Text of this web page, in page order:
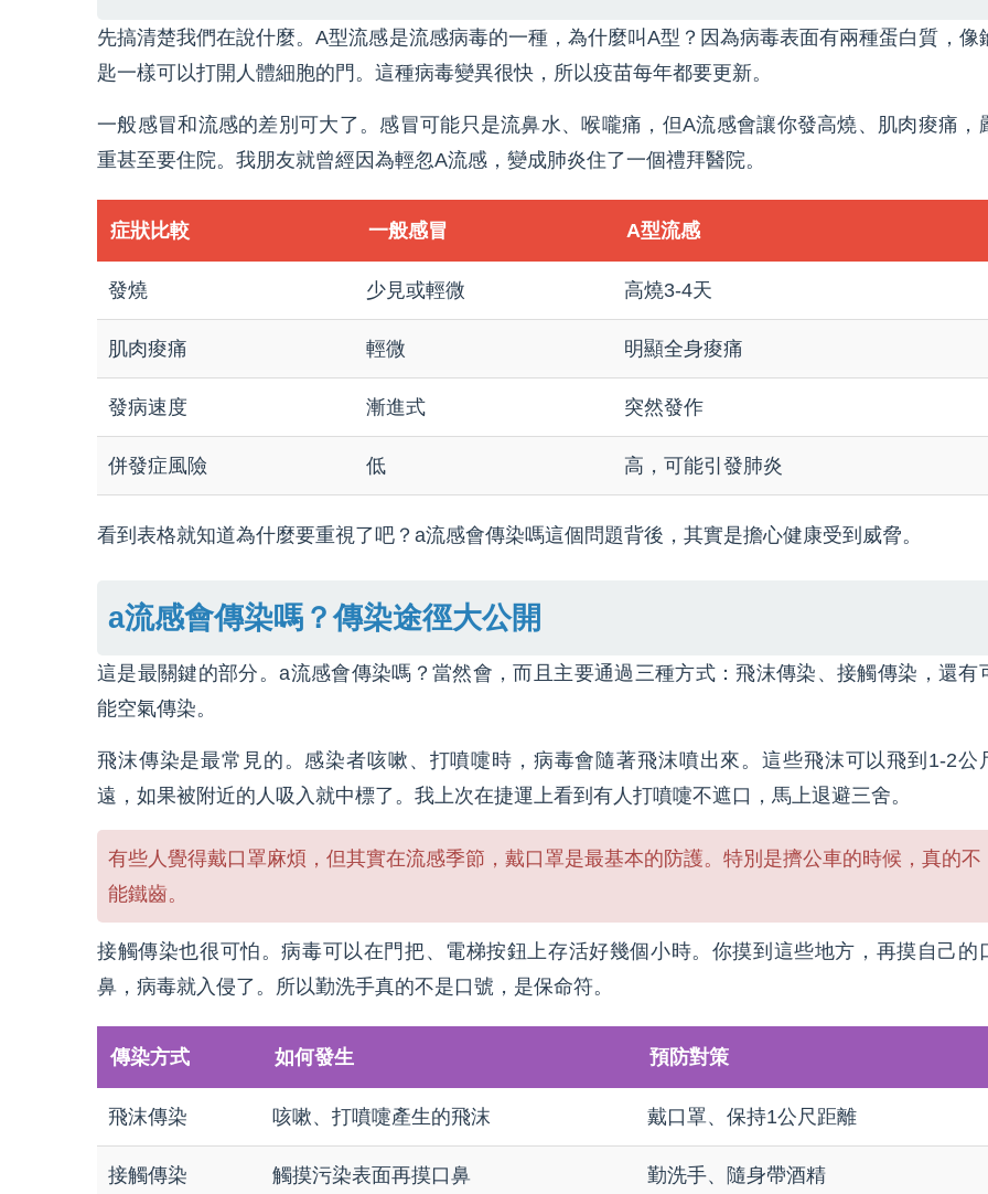
先搞清楚我們在說什麼。A型流感是流感病毒的一種，為什麼叫A型？因為病毒表面有兩種蛋白質，像
匙一樣可以打開人體細胞的門。這種病毒變異很快，所以疫苗每年都要更新。
一般感冒和流感的差別可大了。感冒可能只是流鼻水、喉嚨痛，但A流感會讓你發高燒、肌肉痠痛，
重甚至要住院。我朋友就曾經因為輕忽A流感，變成肺炎住了一個禮拜醫院。
症狀比較 一般感冒 A型流感
發燒 少見或輕微 高燒3-4天
肌肉痠痛 輕微 明顯全身痠痛
發病速度 漸進式 突然發作
併發症風險 低 高，可能引發肺炎
看到表格就知道為什麼要重視了吧？a流感會傳染嗎這個問題背後，其實是擔心健康受到威脅。
a流感會傳染嗎？傳染途徑大公開
這是最關鍵的部分。a流感會傳染嗎？當然會，而且主要通過三種方式：飛沫傳染、接觸傳染，還有
能空氣傳染。
飛沫傳染是最常見的。感染者咳嗽、打噴嚏時，病毒會隨著飛沫噴出來。這些飛沫可以飛到1-2公
遠，如果被附近的人吸入就中標了。我上次在捷運上看到有人打噴嚏不遮口，馬上退避三舍。
有些人覺得戴口罩麻煩，但其實在流感季節，戴口罩是最基本的防護。特別是擠公車的時候，真的不
能鐵齒。
接觸傳染也很可怕。病毒可以在門把、電梯按鈕上存活好幾個小時。你摸到這些地方，再摸自己的
鼻，病毒就入侵了。所以勤洗手真的不是口號，是保命符。
傳染方式 如何發生 預防對策
飛沫傳染 咳嗽、打噴嚏產生的飛沫 戴口罩、保持1公尺距離
接觸傳染 觸摸污染表面再摸口鼻 勤洗手、隨身帶酒精